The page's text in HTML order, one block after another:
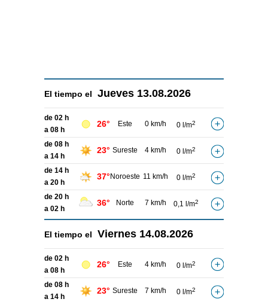
El tiempo el Jueves 13.08.2026
de 02 h
a 08 h
26° Este 0 km/h 0 l/m2
de 08 h
a 14 h
23° Sureste 4 km/h 0 l/m2
de 14 h
a 20 h
37° Noroeste 11 km/h 0 l/m2
de 20 h
a 02 h
36° Norte 7 km/h 0,1 l/m2
El tiempo el Viernes 14.08.2026
de 02 h
a 08 h
26° Este 4 km/h 0 l/m2
de 08 h
a 14 h
23° Sureste 7 km/h 0 l/m2